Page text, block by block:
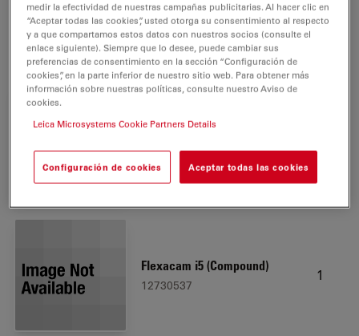
Microscopio educativo DM750 con
cámara inalámbrica integrada y
puntero de ocular incluye:
Cantidad
DM750 BF 4Obj Plan Std EZ t
13613406
Flexacam i5 (Compound)
12730537
1
medir la efectividad de nuestras campañas publicitarias. Al hacer clic en
“Aceptar todas las cookies”, usted otorga su consentimiento al respecto
y a que compartamos estos datos con nuestros socios (consulte el
enlace siguiente). Siempre que lo desee, puede cambiar sus
preferencias de consentimiento en la sección “Configuración de
cookies”, en la parte inferior de nuestro sitio web. Para obtener más
información sobre nuestras políticas, consulte nuestro Aviso de
cookies.
Leica Microsystems Cookie Partners Details
Configuración de cookies Aceptar todas las cookies